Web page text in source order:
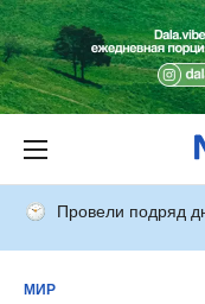
Провели подряд
МИР